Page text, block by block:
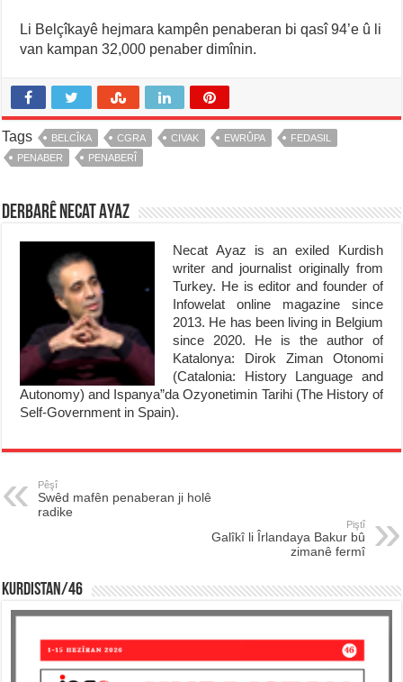
Li Belçîkayê hejmara kampên penaberan bi qasî 94’e û li
van kampan 32,000 penaber dimînin.
Tags BELCÎKA CGRA CIVAK EWRÛPA
FEDASIL
PENABER
PENABERÎ
Derbarê Necat Ayaz
Necat Ayaz is an exiled Kurdish
writer and journalist originally from
Turkey. He is editor and founder of
Infowelat online magazine since
2013. He has been living in Belgium
since 2020. He is the author of
Katalonya: Dirok Ziman Otonomi
(Catalonia: History Language and
Autonomy) and Ispanya”da Ozyonetimin Tarihi (The History of
Self-Government in Spain).
Pêşî
Swêd mafên penaberan ji holê
radike
Piştî
Galîkî li Îrlandaya Bakur bû
zimanê fermî
KURDISTAN/46